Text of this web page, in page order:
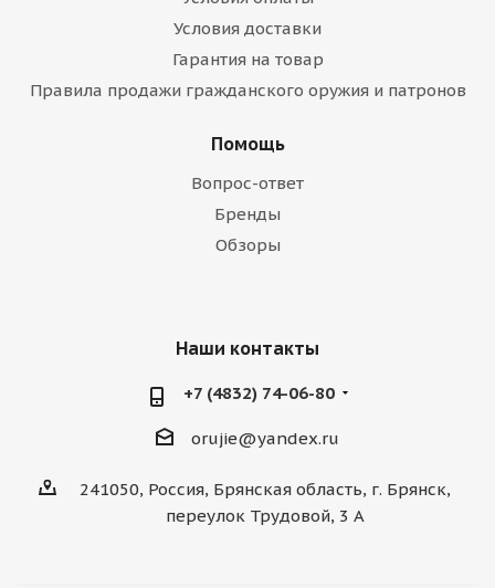
Условия доставки
Гарантия на товар
Правила продажи гражданского оружия и патронов
Помощь
Вопрос-ответ
Бренды
Обзоры
Наши контакты
+7 (4832) 74-06-80
orujie@yandex.ru
241050, Россия, Брянская область, г. Брянск,
переулок Трудовой, 3 А